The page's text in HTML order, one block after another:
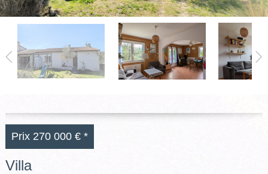
GRIGNAN-TAULIGNAN
CLÉON D'ANDRAN
CONTACT
Prix270 000 € *
Villa